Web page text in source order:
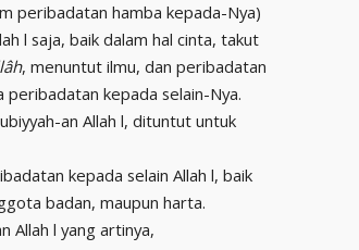
peribadatan hamba kepada-Nya)
l saja, baik dalam hal cinta, takut
, menuntut ilmu, dan peribadatan
peribadatan kepada selain-Nya.
an Allah l, dituntut untuk
kepada selain Allah l, baik
badan, maupun harta.
Allah l yang artinya,